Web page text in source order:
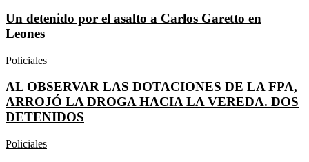
Un detenido por el asalto a Carlos Garetto en
Leones
Policiales
AL OBSERVAR LAS DOTACIONES DE LA FPA,
ARROJÓ LA DROGA HACIA LA VEREDA. DOS
DETENIDOS
Policiales